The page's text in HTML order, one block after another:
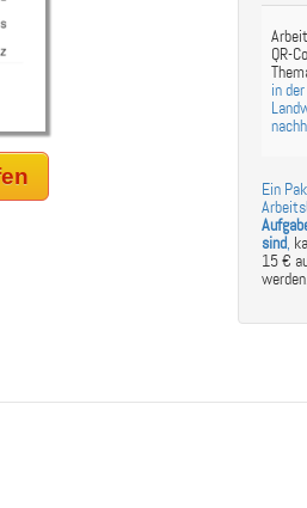
QR-
in der
Ein
sind,
15 €
werden.